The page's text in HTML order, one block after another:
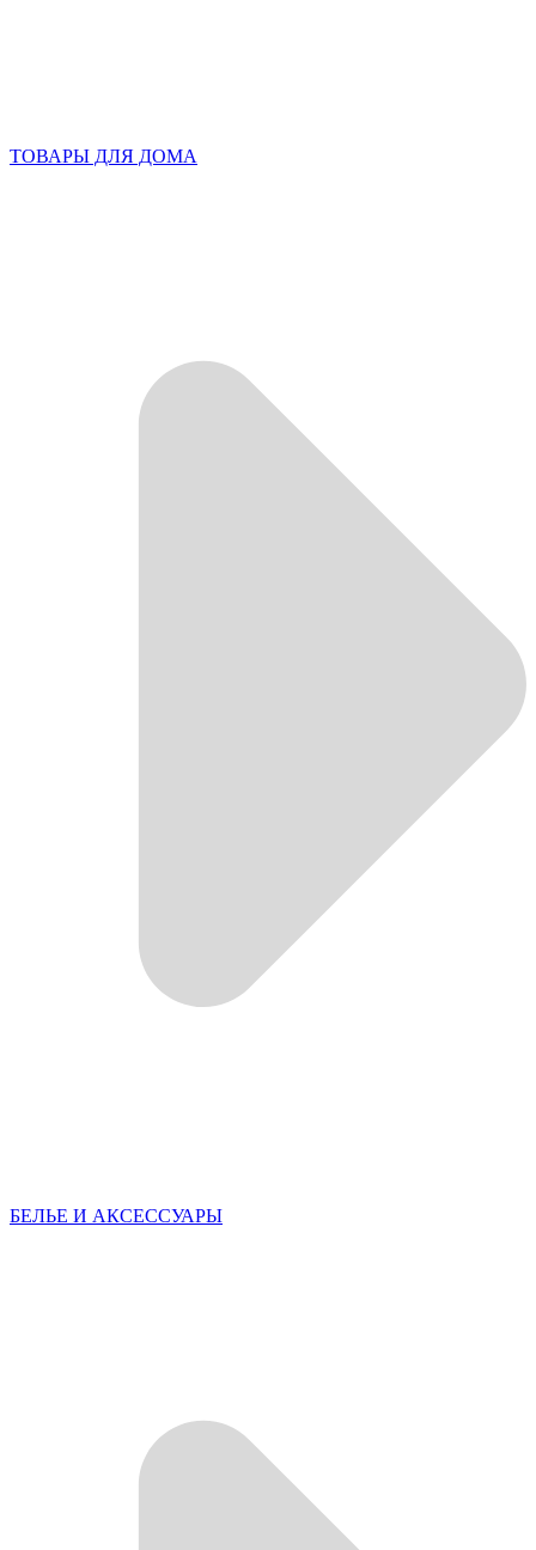
ТОВАРЫ ДЛЯ ДОМА
БЕЛЬЕ И АКСЕССУАРЫ